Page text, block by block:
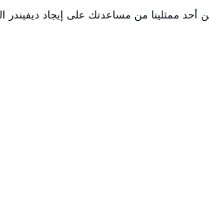
أحد ممثلينا من مساعدتك على إيجاد ديفيندر